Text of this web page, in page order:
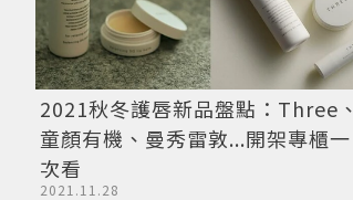
2021秋冬護唇新品盤點：Three、
童顏有機、曼秀雷敦...開架專櫃一
次看
2021.11.28